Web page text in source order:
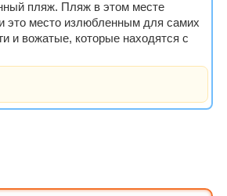
пляж. Пляж в этом месте
это место излюбленным для самих
и вожатые, которые находятся с